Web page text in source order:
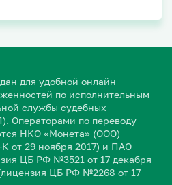
для удобной онлайн
по исполнительным
службы судебных
Операторами по переводу
НКО «Монета» (ООО)
от 29 ноября 2017) и ПАО
ЦБ РФ №3521 от 17 декабря
ЦБ РФ №2268 от 17